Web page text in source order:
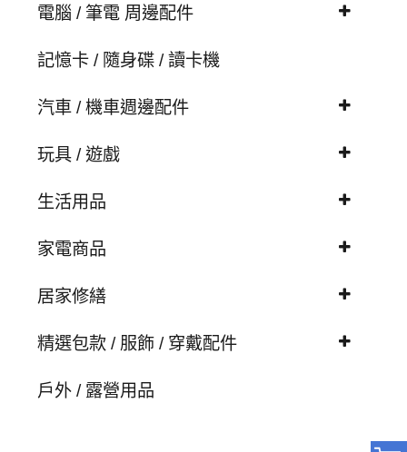
電腦 / 筆電 周邊配件
記憶卡 / 隨身碟 / 讀卡機
汽車 / 機車週邊配件
玩具 / 遊戲
生活用品
家電商品
居家修繕
精選包款 / 服飾 / 穿戴配件
戶外 / 露營用品